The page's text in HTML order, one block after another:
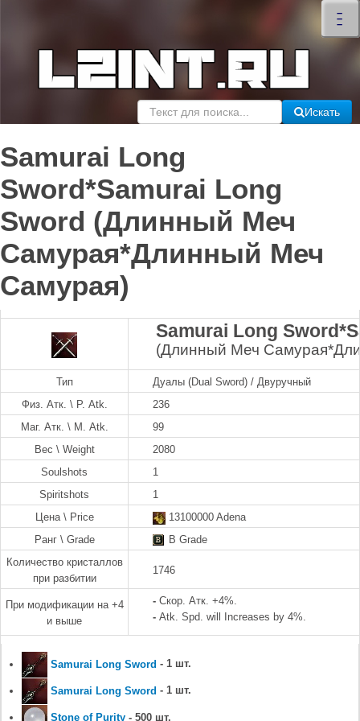
–
–
–
×
Искать
Samurai Long
Sword*Samurai Long
Sword (Длинный Меч
Самурая*Длинный Меч
Самурая)
Samurai Long
(Длинный Меч
Тип
Дуалы (Dual Sword) / Двуручный
Физ. Атк. \ P. Atk.
236
Маг. Атк. \ M. Atk.
99
Вес \ Weight
2080
Soulshots
1
Spiritshots
1
Цена \ Price
13100000 Adena
Ранг \ Grade
B Grade
Количество кристаллов
при разбитии
1746
При модификации на +4
и выше
- Скор. Атк. +4%.
- Atk. Spd. will Increases by 4%.
Samurai Long Sword - 1 шт.
Samurai Long Sword - 1 шт.
Stone of Purity - 500 шт.